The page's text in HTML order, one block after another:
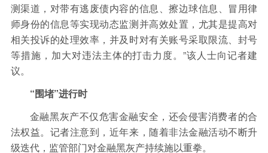
测渠道，对带有逃废债内容的信息、擦边球信息、冒用律
师身份的信息等实现动态监测并高效处置，尤其是提高对
相关投诉的处理效率，并及时对有关账号采取限流、封号
等措施，加大对违法主体的打击力度。”该人士向记者建
议。
“围堵”进行时
金融黑灰产不仅危害金融安全，还会侵害消费者的合
法权益。记者注意到，近年来，随着非法金融活动不断升
级迭代，监管部门对金融黑灰产持续施以重拳。